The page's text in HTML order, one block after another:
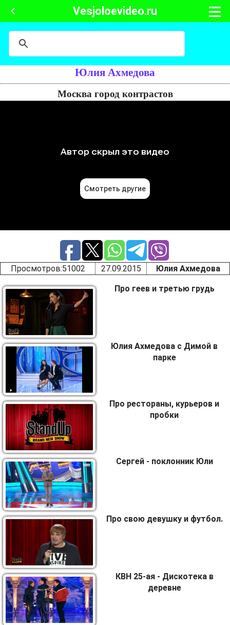
Vesjoloevideo.ru
Юлия Ахмедова
Москва город контрастов
Просмотров:51002 27.09.2015 Юлия Ахмедова
Про геев и третью грудь
Юлия Ахмедова с Димой в
парке
Про рестораны, курьеров и
пробки
Сергей - поклонник Юли
Про свою девушку и футбол.
КВН 25-ая - Дискотека в
деревне